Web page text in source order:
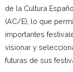
de la Cultura
(AC/E), lo que
importantes
visionar y
futuras de sus